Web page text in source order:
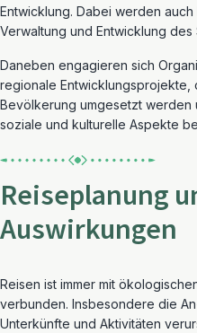
Entwicklung. Dabei werden
Verwaltung und Entwicklung
Daneben engagieren sich
regionale Entwicklungsprojekte,
Bevölkerung umgesetzt werden
soziale und kulturelle Aspekte
Reiseplanung
Auswirkungen
Reisen ist immer mit
verbunden. Insbesondere die
Unterkünfte und Aktivitäten